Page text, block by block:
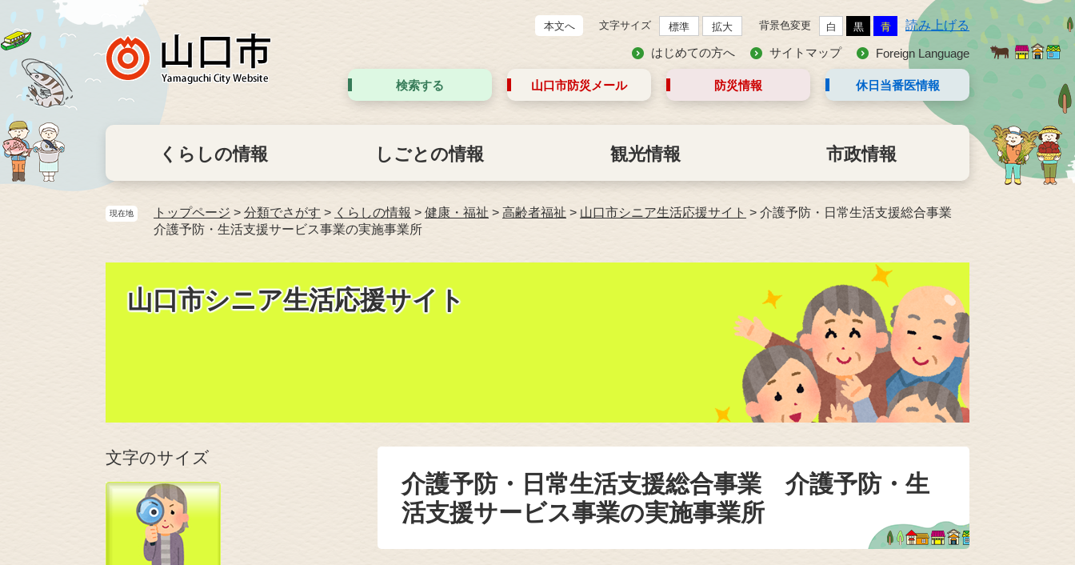
本文へ 文字サイズ 標準 拡大 背景色変更 白 黒 青 読み上げる
はじめての方へ サイトマップ Foreign Language
検索する 山口市防災 メール 防災情報 休日当番医情報
くらしの情報 しごとの情報 観光情報 市政情報
現在地 トップページ > 分類でさがす > くらしの情報 > 健康・福祉 > 高齢者福祉 > 山口市シニア生活応援サイト > 介護予防・日常生活支援総合事業
介護予防・生活支援サービス事業の実施事業所
山口市シニア生活応援サイト
介護予防・日常生活支援総合事業 介護予防・生
活支援サービス事業の実施事業所
文字のサイズ